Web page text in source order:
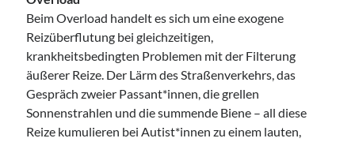
Beim Overload handelt es sich um eine exogene
Reizüberflutung bei gleichzeitigen,
krankheitsbedingten Problemen mit der Filterung
äußerer Reize. Der Lärm des Straßenverkehrs, das
Gespräch zweier Passant*innen, die grellen
Sonnenstrahlen und die summende Biene – all diese
Reize kumulieren bei Autist*innen zu einem lauten,